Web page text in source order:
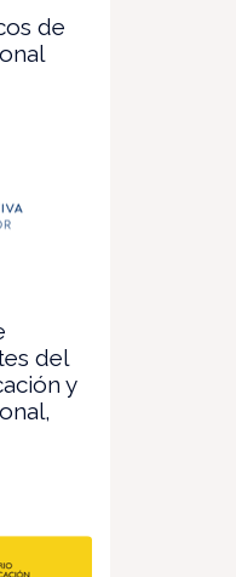
de
del
y